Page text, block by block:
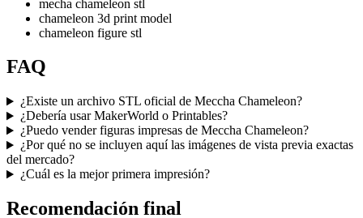
mecha chameleon stl
chameleon 3d print model
chameleon figure stl
FAQ
¿Existe un archivo STL oficial de Meccha Chameleon?
¿Debería usar MakerWorld o Printables?
¿Puedo vender figuras impresas de Meccha Chameleon?
¿Por qué no se incluyen aquí las imágenes de vista previa exactas
del mercado?
¿Cuál es la mejor primera impresión?
Recomendación final